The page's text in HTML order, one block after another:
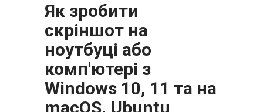
Як зробити
скріншот на
ноутбуці або
комп'ютері з
Windows 10, 11 та на
macOS, Ubuntu